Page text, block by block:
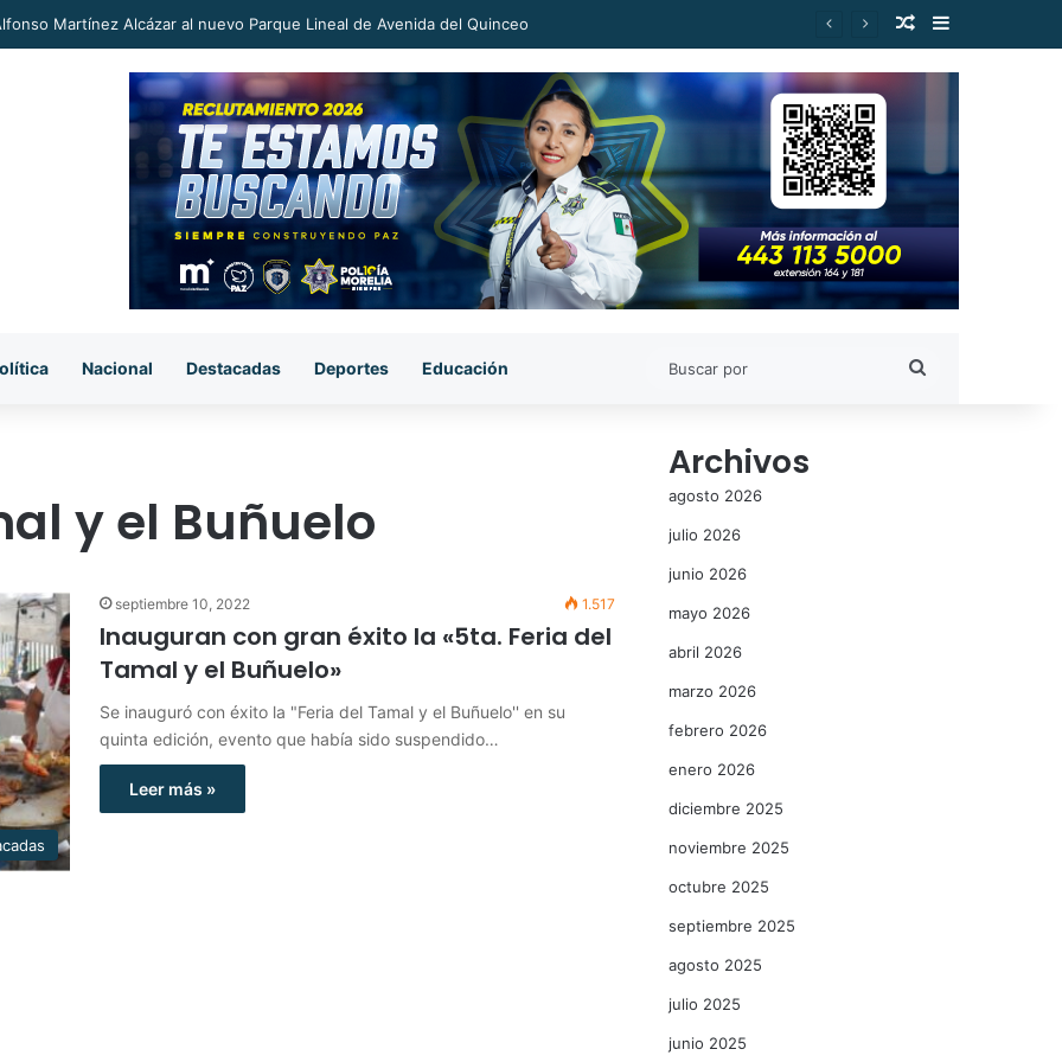
a proceso al «R1» por homicidio del ex alcalde Carlos Manzo Publicación al
Barra lateral
Nacional Destacadas Deportes Educación
y el Buñuelo
septiembre 10, 2022 1.517
Inauguran con gran éxito la «5ta. Feria del
Tamal y el Buñuelo»
Se inauguró con éxito la "Feria del Tamal y el Buñuelo'' en su
quinta edición, evento que había sido suspendido…
Leer más »
Archivos
agosto 2026
julio 2026
junio 2026
mayo 2026
abril 2026
marzo 2026
febrero 2026
enero 2026
diciembre 2025
noviembre 2025
octubre 2025
septiembre 2025
agosto 2025
julio 2025
junio 2025